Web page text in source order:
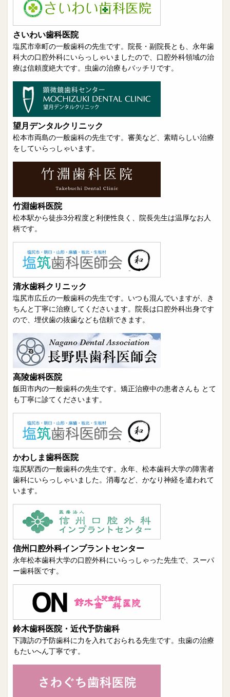
さいわい歯科医院
塩尻市幸町の一般歯科の先生です。院長・副院長とも、永年歯
科大の口腔外科にいらっしゃいましたので、口腔外科領域の治
療は信頼度絶大です。虫歯の治療もバッチリです。
望月デンタルクリニック
松本市両島の一般歯科の先生です。審美など、素晴らしい治療
をしていらっしゃいます。
竹淵歯科医院
松本駅から徒歩3分程度と利便性良く、院長先生は温厚なお人
柄です。
清水歯科クリニック
塩尻市広丘の一般歯科の先生です。いつも混んでいますが、き
ちんと丁寧に治療してくださいます。院長は口腔外科出身です
ので、埋伏歯の抜歯なども信頼できます。
高陵歯科医院
飯田市内の一般歯科の先生です。矯正治療中の患者さんも とて
も丁寧に診てくださいます。
かわしま歯科医院
塩尻駅西の一般歯科の先生です。永年、松本歯科大学の障害者
歯科にいらっしゃいました。消毒など、かなり神経を遣われて
います。
信州口腔外科インプラントセンター
永年松本歯科大学の口腔外科にいらっしゃった先生で、スーパ
ー歯科医です。
鈴木歯科医院・近代予防歯科
下諏訪の予防歯科に力を入れておられる先生です。虫歯の治療
もたいへん丁寧です。